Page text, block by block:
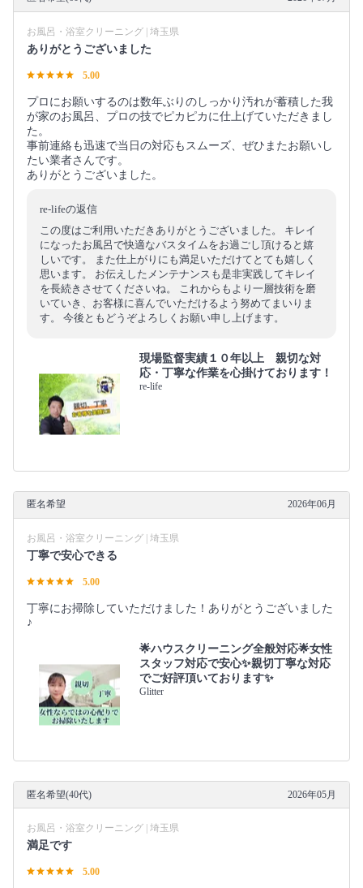
お風呂・浴室クリーニング | 埼玉県
ありがとうございました
5.00
プロにお願いするのは数年ぶりのしっかり汚れが蓄積した我
が家のお風呂、プロの技でピカピカに仕上げていただきまし
た。
事前連絡も迅速で当日の対応もスムーズ、ぜひまたお願いし
たい業者さんです。
ありがとうございました。
re-lifeの返信
この度はご利用いただきありがとうございました。 キレイ
になったお風呂で快適なバスタイムをお過ごし頂けると嬉
しいです。 また仕上がりにも満足いただけてとても嬉しく
思います。 お伝えしたメンテナンスも是非実践してキレイ
を長続きさせてくださいね。 これからもより一層技術を磨
いていき、お客様に喜んでいただけるよう努めてまいりま
す。 今後ともどうぞよろしくお願い申し上げます。
現場監督実績１０年以上 親切な対
応・丁寧な作業を心掛けております！
re-life
匿名希望 2026年06月
お風呂・浴室クリーニング | 埼玉県
丁寧で安心できる
5.00
丁寧にお掃除していただけました！ありがとうございました
♪
🌟ハウスクリーニング全般対応🌟女性
スタッフ対応で安心✨親切丁寧な対応
でご好評頂いております✨
Glitter
匿名希望(40代) 2026年05月
お風呂・浴室クリーニング | 埼玉県
満足です
5.00